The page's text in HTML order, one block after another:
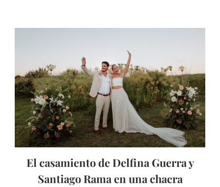
El casamiento de Delfina Guerra y
Santiago Rama en una chacra